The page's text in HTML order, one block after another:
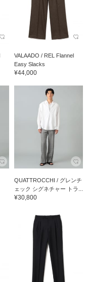
VALAADO / REL Flannel
Easy Slacks
¥44,000
QUATTROCCHI / グレンチ
ェック シグネチャー トラ...
¥30,800